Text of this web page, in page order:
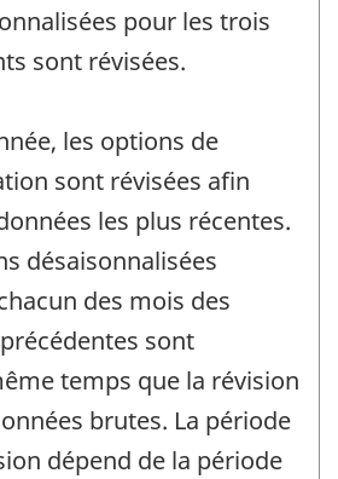
pour les trois
sont révisées.
les options de
sont révisées afin
les plus récentes.
désaisonnalisées
des mois des
sont
temps que la révision
brutes. La période
dépend de la période